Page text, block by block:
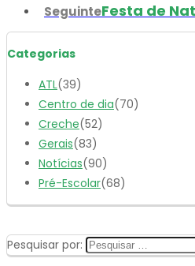
SeguinteFesta de
Categorias
ATL(39)
Centro de dia(70)
Creche(52)
Gerais(83)
Notícias(90)
Pré-Escolar(68)
Pesquisar por: